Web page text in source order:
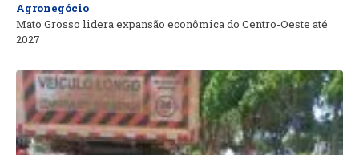
Agronegócio
Mato Grosso lidera expansão econômica do Centro-Oeste até
2027